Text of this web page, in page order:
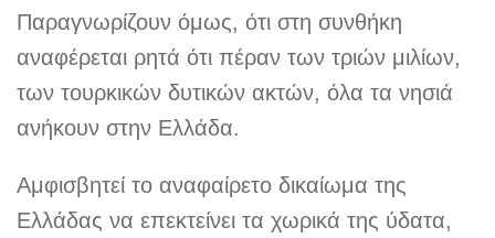
Παραγνωρίζουν όμως, ότι στη συνθήκη
αναφέρεται ρητά ότι πέραν των τριών μιλίων,
των τουρκικών δυτικών ακτών, όλα τα νησιά
ανήκουν στην Ελλάδα.
Αμφισβητεί το αναφαίρετο δικαίωμα της
Ελλάδας να επεκτείνει τα χωρικά της ύδατα,